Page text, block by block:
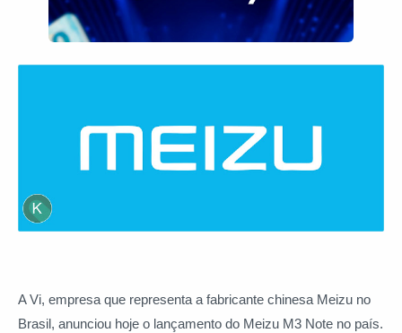
A Vi, empresa que representa a fabricante chinesa Meizu no
Brasil, anunciou hoje o lançamento do Meizu M3 Note no país.